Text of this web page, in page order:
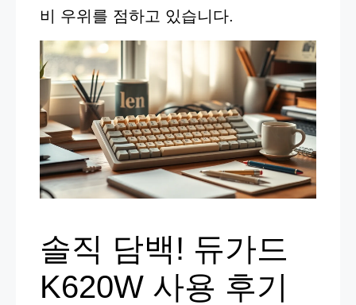
비 우위를 점하고 있습니다.
솔직 담백! 듀가드
K620W 사용 후기